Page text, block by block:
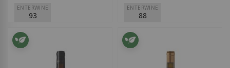
ENTERWINE
93
Belondrade
D.O.
ENTERWINE
88
Viñedos Singulares
D.O.